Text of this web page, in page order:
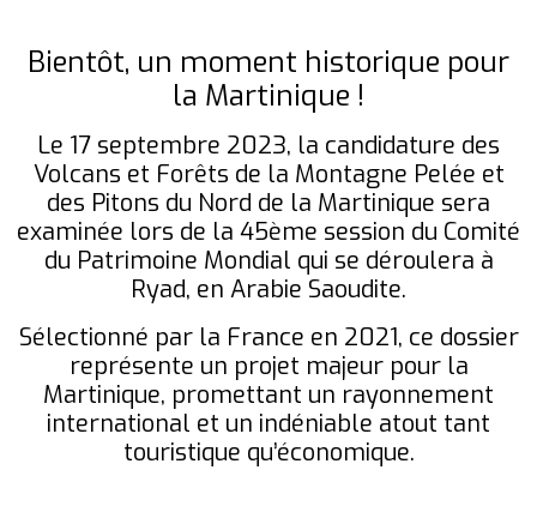
Bientôt, un moment historique pour
la Martinique !
Le 17 septembre 2023, la candidature des
Volcans et Forêts de la Montagne Pelée et
des Pitons du Nord de la Martinique sera
examinée lors de la 45ème session du Comité
du Patrimoine Mondial qui se déroulera à
Ryad, en Arabie Saoudite.
Sélectionné par la France en 2021, ce dossier
représente un projet majeur pour la
Martinique, promettant un rayonnement
international et un indéniable atout tant
touristique qu’économique.